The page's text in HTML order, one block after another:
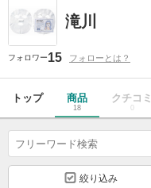
滝川
フォロワー15 フォローとは？
トップ 商品
18
クチコミ
0
絞り込み